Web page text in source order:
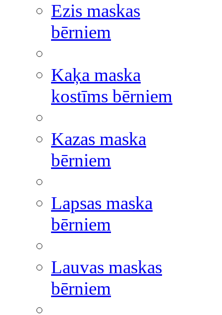
Ezis maskas
bērniem
Kaķa maska
kostīms bērniem
Kazas maska
bērniem
Lapsas maska
bērniem
Lauvas maskas
bērniem